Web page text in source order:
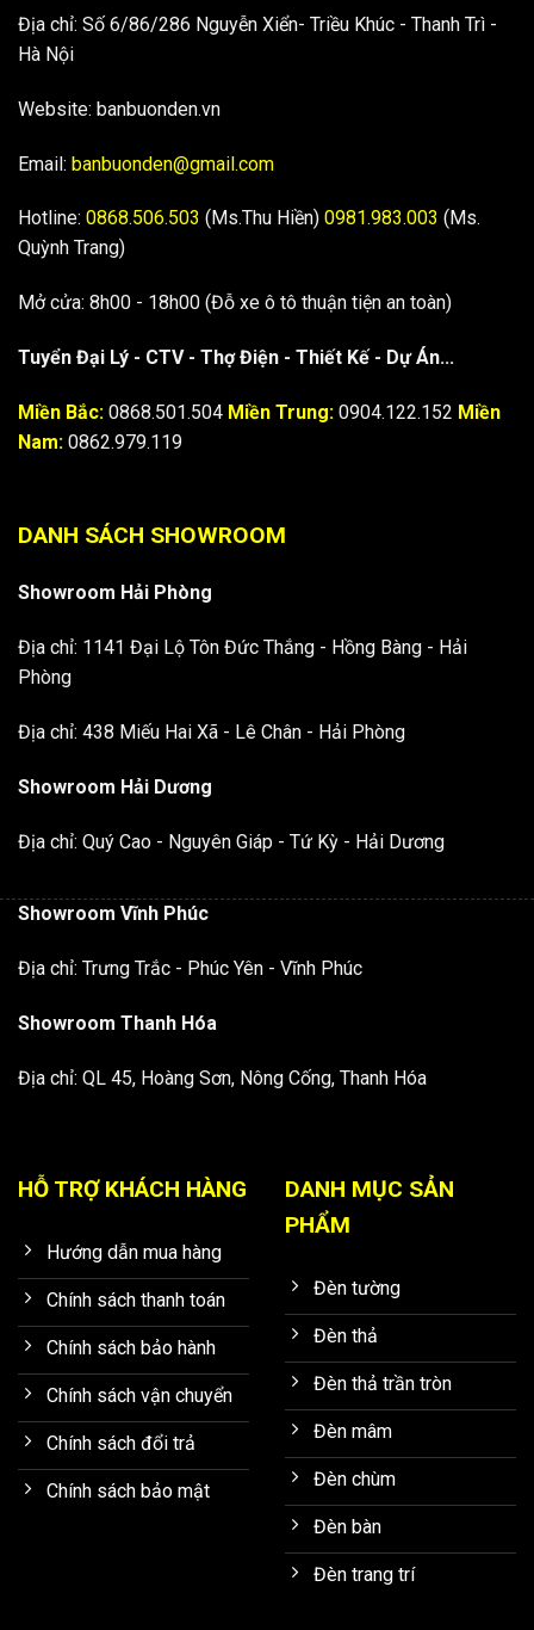
Địa chỉ: Số 6/86/286 Nguyễn Xiển- Triều Khúc - Thanh Trì -
Hà Nội
Website: banbuonden.vn
Email: banbuonden@gmail.com
Hotline: 0868.506.503 (Ms.Thu Hiền) 0981.983.003 (Ms.
Quỳnh Trang)
Mở cửa: 8h00 - 18h00 (Đỗ xe ô tô thuận tiện an toàn)
Tuyển Đại Lý - CTV - Thợ Điện - Thiết Kế - Dự Án...
Miền Bắc: 0868.501.504 Miền Trung: 0904.122.152 Miền
Nam: 0862.979.119
DANH SÁCH SHOWROOM
Showroom Hải Phòng
Địa chỉ: 1141 Đại Lộ Tôn Đức Thắng - Hồng Bàng - Hải
Phòng
Địa chỉ: 438 Miếu Hai Xã - Lê Chân - Hải Phòng
Showroom Hải Dương
Địa chỉ: Quý Cao - Nguyên Giáp - Tứ Kỳ - Hải Dương
Showroom Vĩnh Phúc
Địa chỉ: Trưng Trắc - Phúc Yên - Vĩnh Phúc
Showroom Thanh Hóa
Địa chỉ: QL 45, Hoàng Sơn, Nông Cống, Thanh Hóa
HỖ TRỢ KHÁCH HÀNG
Hướng dẫn mua hàng
Chính sách thanh toán
Chính sách bảo hành
Chính sách vận chuyển
Chính sách đổi trả
Chính sách bảo mật
DANH MỤC SẢN
PHẨM
Đèn tường
Đèn thả
Đèn thả trần tròn
Đèn mâm
Đèn chùm
Đèn bàn
Đèn trang trí